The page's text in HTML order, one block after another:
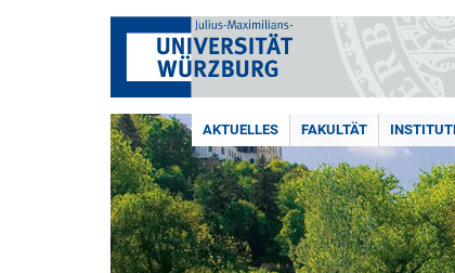
AKTUELLES FAKULTÄT